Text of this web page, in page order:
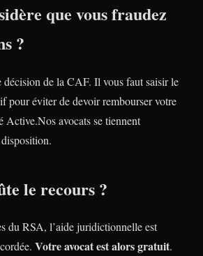
que vous fraudez
?
décision de la CAF. Il vous faut saisir le
pour éviter de devoir rembourser votre
Active.Nos avocats se tiennent
le recours ?
du RSA, l’aide juridictionnelle est
Votre avocat est alors gratuit.